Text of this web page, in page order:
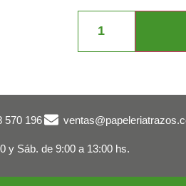
570 196
y Sáb. de 9:00 a 13:00 hs.